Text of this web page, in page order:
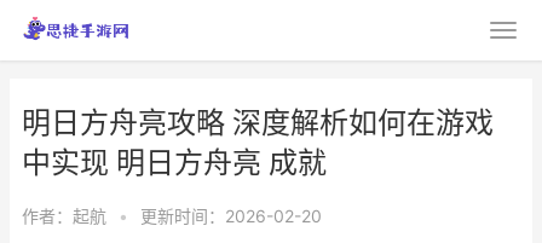
明日方舟亮攻略 深度解析如何在游戏
中实现 明日方舟亮 成就
作者： 起航 • 更新时间：2026-02-20